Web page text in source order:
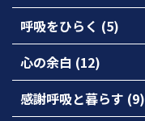
呼吸をひらく (5)
心の余白 (12)
感謝呼吸と暮らす (9)